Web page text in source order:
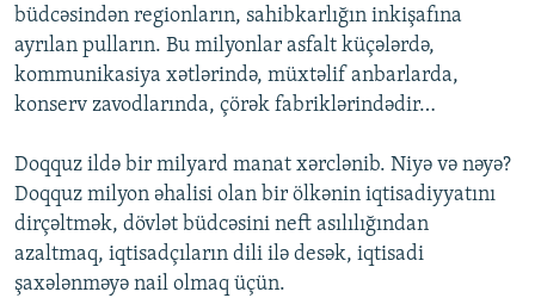
büdcəsindən regionların, sahibkarlığın inkişafına
ayrılan pulların. Bu milyonlar asfalt küçələrdə,
kommunikasiya xətlərində, müxtəlif anbarlarda,
konserv zavodlarında, çörək fabriklərindədir…
Doqquz ildə bir milyard manat xərclənib. Niyə və nəyə?
Doqquz milyon əhalisi olan bir ölkənin iqtisadiyyatını
dirçəltmək, dövlət büdcəsini neft asılılığından
azaltmaq, iqtisadçıların dili ilə desək, iqtisadi
şaxələnməyə nail olmaq üçün.